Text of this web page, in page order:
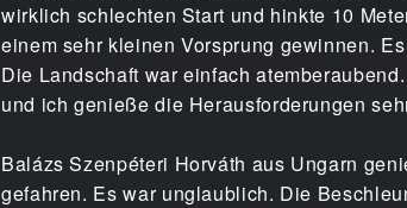
wirklich schlechten Start und hinkte 10
einem sehr kleinen Vorsprung gewinnen.
Die Landschaft war einfach
und ich genieße die Herausforderungen
Balázs Szenpéteri Horváth aus Ungarn
gefahren. Es war unglaublich. Die